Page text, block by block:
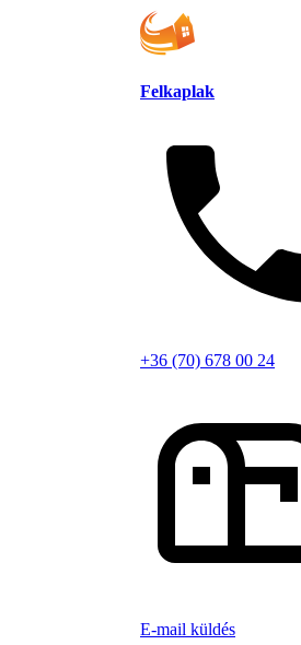
Felkaplak
+36 (70) 678 00 24
E-mail küldés